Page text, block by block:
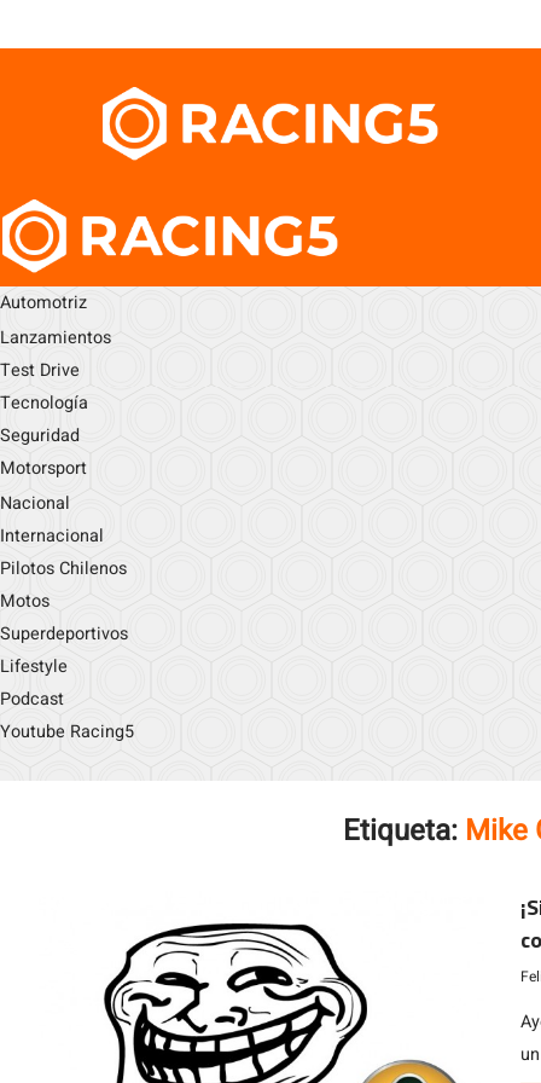
Automotriz
Lanzamientos
Test Drive
Tecnología
Seguridad
Motorsport
Nacional
Internacional
Pilotos Chilenos
Motos
Superdeportivos
Lifestyle
Podcast
Youtube Racing5
Etiqueta: Mike